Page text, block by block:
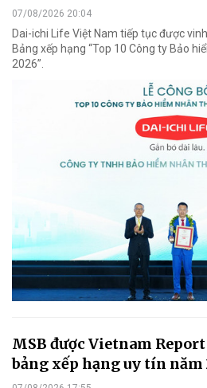
07/08/2026 20:04
Dai-ichi Life Việt Nam tiếp tục được
Bảng xếp hạng “Top 10 Công ty Bảo
2026”.
MSB được Vietnam
bảng xếp hạng uy tín năm